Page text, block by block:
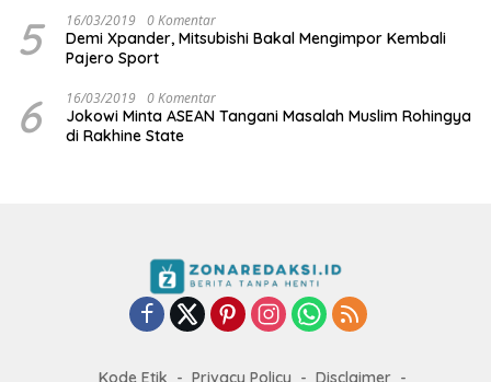
5 16/03/2019 0 Komentar
Demi Xpander, Mitsubishi Bakal Mengimpor Kembali
Pajero Sport
6 16/03/2019 0 Komentar
Jokowi Minta ASEAN Tangani Masalah Muslim Rohingya
di Rakhine State
Kode Etik Privacy Policy Disclaimer